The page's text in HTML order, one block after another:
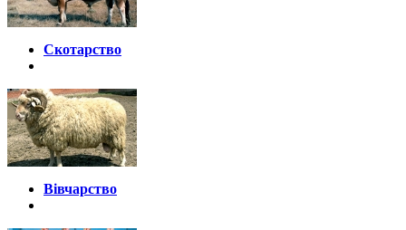
Скотарство
Вівчарство